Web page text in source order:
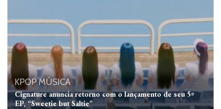
KPOPMÚSICA
Cignature anuncia retorno com o lançamento de seu 5º
EP, “Sweetie but Saltie”